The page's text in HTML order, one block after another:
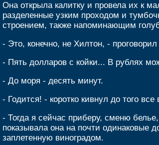
Она открыла калитку и провела их к
разделенные узким проходом и
строением, также напоминающим
- Это, конечно, не Хилтон, -
- Пять долларов с койки... В рублях
- До моря - десять минут.
- Годится! - коротко кивнул до того
- Тогда я сейчас приберу, сменю
показывала она на почти
заплетенную виноградом.